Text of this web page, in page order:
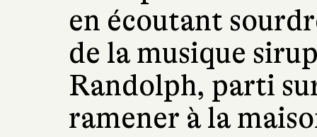
en écoutant
de la musique
Randolph, parti
ramener à la